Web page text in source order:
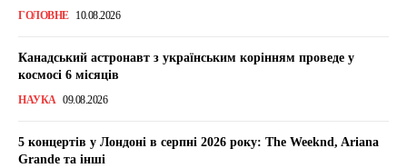
ГОЛОВНЕ 10.08.2026
Канадський астронавт з українським корінням проведе у
космосі 6 місяців
НАУКА 09.08.2026
5 концертів у Лондоні в серпні 2026 року: The Weeknd, Ariana
Grande та інші